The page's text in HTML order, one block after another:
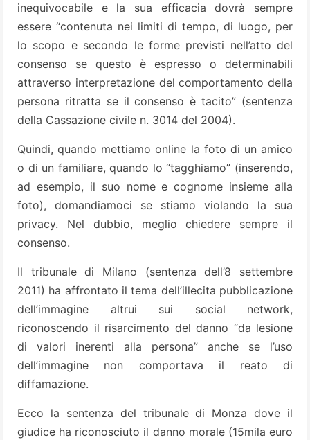
inequivocabile e la sua efficacia dovrà sempre
essere “contenuta nei limiti di tempo, di luogo, per
lo scopo e secondo le forme previsti nell’atto del
consenso se questo è espresso o determinabili
attraverso interpretazione del comportamento della
persona ritratta se il consenso è tacito” (sentenza
della Cassazione civile n. 3014 del 2004).
Quindi, quando mettiamo online la foto di un amico
o di un familiare, quando lo “tagghiamo” (inserendo,
ad esempio, il suo nome e cognome insieme alla
foto), domandiamoci se stiamo violando la sua
privacy. Nel dubbio, meglio chiedere sempre il
consenso.
Il tribunale di Milano (sentenza dell’8 settembre
2011) ha affrontato il tema dell’illecita pubblicazione
dell’immagine altrui sui social network,
riconoscendo il risarcimento del danno “da lesione
di valori inerenti alla persona” anche se l’uso
dell’immagine non comportava il reato di
diffamazione.
Ecco la sentenza del tribunale di Monza dove il
giudice ha riconosciuto il danno morale (15mila euro